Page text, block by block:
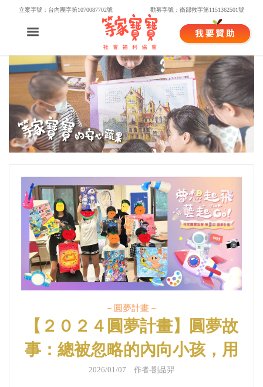
立案字號：台內團字第1070087702號 勸募字號：衛部救字第1151362501號
－圓夢計畫－
【２０２４圓夢計畫】圓夢故
事：總被忽略的內向小孩，用
最明亮豐富的色彩描繪世界
2026/01/07 作者-劉品羿